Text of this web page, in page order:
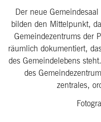
Der neue
bilden den Mittelpunkt,
Gemeindezentrums der
räumlich dokumentiert,
des Gemeindelebens
des
zentrales,